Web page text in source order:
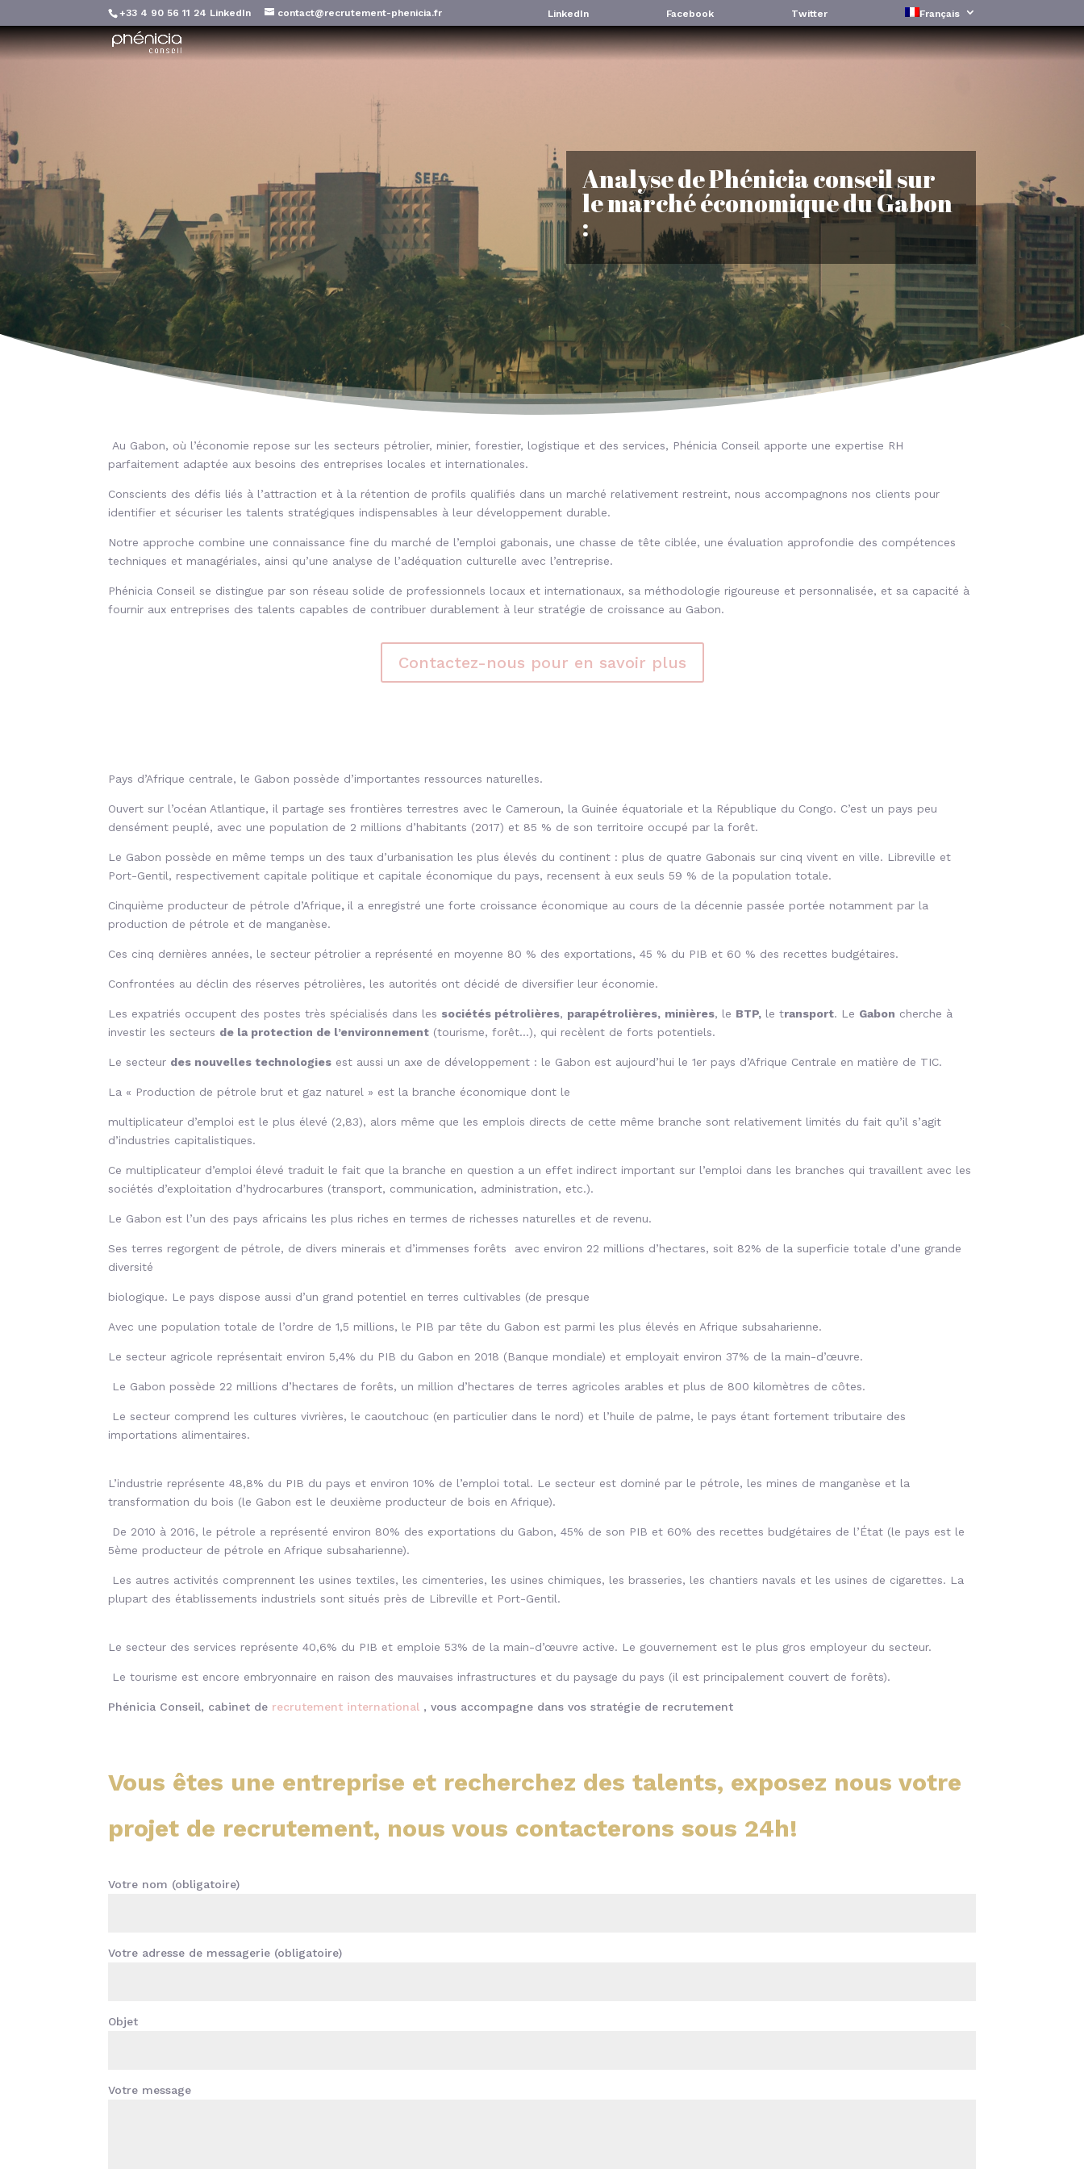
+33 4 90 56 11 24 LinkedIn contact@recrutement-phenicia.fr LinkedIn Facebook Twitter Français
Analyse de Phénicia conseil sur
le marché économique du Gabon
:
Au Gabon, où l’économie repose sur les secteurs pétrolier, minier, forestier, logistique et des services, Phénicia Conseil apporte une expertise RH
parfaitement adaptée aux besoins des entreprises locales et internationales.
Conscients des défis liés à l’attraction et à la rétention de profils qualifiés dans un marché relativement restreint, nous accompagnons nos clients pour
identifier et sécuriser les talents stratégiques indispensables à leur développement durable.
Notre approche combine une connaissance fine du marché de l’emploi gabonais, une chasse de tête ciblée, une évaluation approfondie des compétences
techniques et managériales, ainsi qu’une analyse de l’adéquation culturelle avec l’entreprise.
Phénicia Conseil se distingue par son réseau solide de professionnels locaux et internationaux, sa méthodologie rigoureuse et personnalisée, et sa capacité à
fournir aux entreprises des talents capables de contribuer durablement à leur stratégie de croissance au Gabon.
Contactez-nous pour en savoir plus
Pays d’Afrique centrale, le Gabon possède d’importantes ressources naturelles.
Ouvert sur l’océan Atlantique, il partage ses frontières terrestres avec le Cameroun, la Guinée équatoriale et la République du Congo. C’est un pays peu
densément peuplé, avec une population de 2 millions d’habitants (2017) et 85 % de son territoire occupé par la forêt.
Le Gabon possède en même temps un des taux d’urbanisation les plus élevés du continent : plus de quatre Gabonais sur cinq vivent en ville. Libreville et
Port-Gentil, respectivement capitale politique et capitale économique du pays, recensent à eux seuls 59 % de la population totale.
Cinquième producteur de pétrole d’Afrique, il a enregistré une forte croissance économique au cours de la décennie passée portée notamment par la
production de pétrole et de manganèse.
Ces cinq dernières années, le secteur pétrolier a représenté en moyenne 80 % des exportations, 45 % du PIB et 60 % des recettes budgétaires.
Confrontées au déclin des réserves pétrolières, les autorités ont décidé de diversifier leur économie.
Les expatriés occupent des postes très spécialisés dans les sociétés pétrolières, parapétrolières, minières, le BTP, le transport. Le Gabon cherche à
investir les secteurs de la protection de l’environnement (tourisme, forêt…), qui recèlent de forts potentiels.
Le secteur des nouvelles technologies est aussi un axe de développement : le Gabon est aujourd’hui le 1er pays d’Afrique Centrale en matière de TIC.
La « Production de pétrole brut et gaz naturel » est la branche économique dont le
multiplicateur d’emploi est le plus élevé (2,83), alors même que les emplois directs de cette même branche sont relativement limités du fait qu’il s’agit
d’industries capitalistiques.
Ce multiplicateur d’emploi élevé traduit le fait que la branche en question a un effet indirect important sur l’emploi dans les branches qui travaillent avec les
sociétés d’exploitation d’hydrocarbures (transport, communication, administration, etc.).
Le Gabon est l’un des pays africains les plus riches en termes de richesses naturelles et de revenu.
Ses terres regorgent de pétrole, de divers minerais et d’immenses forêts avec environ 22 millions d’hectares, soit 82% de la superficie totale d’une grande
diversité
biologique. Le pays dispose aussi d’un grand potentiel en terres cultivables (de presque
Avec une population totale de l’ordre de 1,5 millions, le PIB par tête du Gabon est parmi les plus élevés en Afrique subsaharienne.
Le secteur agricole représentait environ 5,4% du PIB du Gabon en 2018 (Banque mondiale) et employait environ 37% de la main-d’œuvre.
Le Gabon possède 22 millions d’hectares de forêts, un million d’hectares de terres agricoles arables et plus de 800 kilomètres de côtes.
Le secteur comprend les cultures vivrières, le caoutchouc (en particulier dans le nord) et l’huile de palme, le pays étant fortement tributaire des
importations alimentaires.
L’industrie représente 48,8% du PIB du pays et environ 10% de l’emploi total. Le secteur est dominé par le pétrole, les mines de manganèse et la
transformation du bois (le Gabon est le deuxième producteur de bois en Afrique).
De 2010 à 2016, le pétrole a représenté environ 80% des exportations du Gabon, 45% de son PIB et 60% des recettes budgétaires de l’État (le pays est le
5ème producteur de pétrole en Afrique subsaharienne).
Les autres activités comprennent les usines textiles, les cimenteries, les usines chimiques, les brasseries, les chantiers navals et les usines de cigarettes. La
plupart des établissements industriels sont situés près de Libreville et Port-Gentil.
Le secteur des services représente 40,6% du PIB et emploie 53% de la main-d’œuvre active. Le gouvernement est le plus gros employeur du secteur.
Le tourisme est encore embryonnaire en raison des mauvaises infrastructures et du paysage du pays (il est principalement couvert de forêts).
Phénicia Conseil, cabinet de recrutement international , vous accompagne dans vos stratégie de recrutement
Vous êtes une entreprise et recherchez des talents, exposez nous votre
projet de recrutement, nous vous contacterons sous 24h!
Votre nom (obligatoire)
Votre adresse de messagerie (obligatoire)
Objet
Votre message